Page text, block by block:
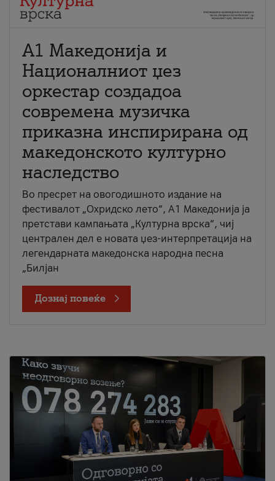
А1 Македонија и
Националниот џез
оркестар создадоа
современа музичка
приказна инспирирана од
македонското културно
наследство
Во пресрет на овогодишното издание на
фестивалот „Охридско лето“, А1 Македонија ја
претстави кампањата „Културна врска“, чиј
централен дел е новата џез-интерпретација на
легендарната македонска народна песна
„Билјан
Дознај повеќе